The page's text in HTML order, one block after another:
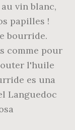
vin blanc,
papilles !
bourride.
comme pour
l'huile
es una
Languedoc